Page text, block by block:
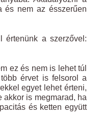
és nem az ésszerűen
a szerzővel:
ez és nem is lehet túl
érvet is felsorol a
egyet lehet érteni,
akkor is megmarad, ha
és ketten együtt